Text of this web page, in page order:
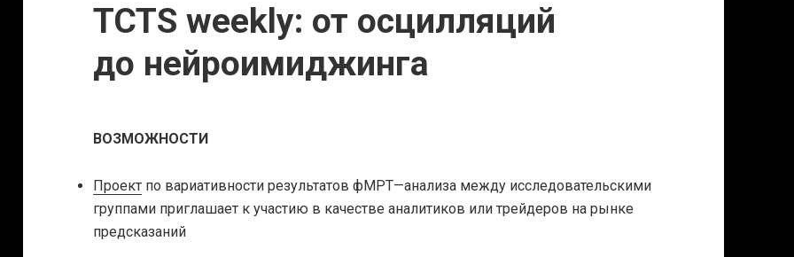
TCTS weekly: от осцилляций
до нейроимиджинга
ВОЗМОЖНОСТИ
Проект по вариативности результатов фМРТ—анализа между исследовательскими
группами приглашает к участию в качестве аналитиков или трейдеров на рынке
предсказаний